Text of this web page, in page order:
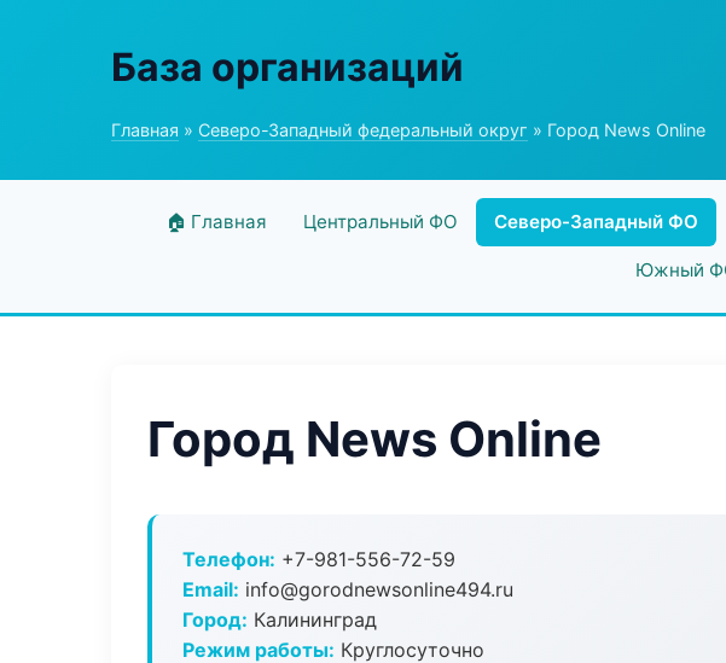
База организаций
Главная » Северо-Западный федеральный округ » Город News Online
🏠 Главная Центральный ФО Северо-Западный ФО
Южный
Город News Online
Телефон: +7-981-556-72-59
Email: info@gorodnewsonline494.ru
Город: Калининград
Режим работы: Круглосуточно